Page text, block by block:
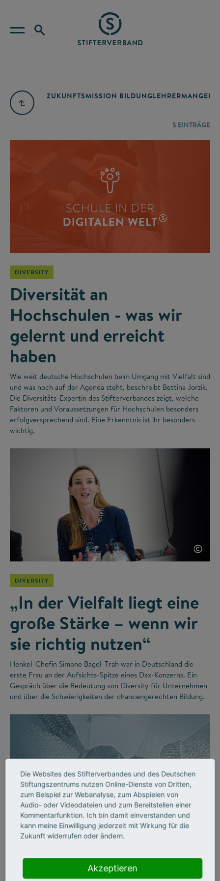
ZUKUNFTSMISSION BILDUNGLEHRERMANGEL
5 EINTRÄGE
DIVERSITY
Diversität an
Hochschulen - was wir
gelernt und erreicht
haben
Wie weit deutsche Hochschulen beim Umgang mit Vielfalt sind
und was noch auf der Agenda steht, beschreibt Bettina Jorzik.
Die Diversitäts-Expertin des Stifterverbandes zeigt, welche
Faktoren und Voraussetzungen für Hochschulen besonders
erfolgversprechend sind. Eine Erkenntnis ist ihr besonders
wichtig.
©
DIVERSITY
„In der Vielfalt liegt eine
große Stärke – wenn wir
sie richtig nutzen“
Henkel-Chefin Simone Bagel-Trah war in Deutschland die
erste Frau an der Aufsichts-Spitze eines Dax-Konzerns. Ein
Gespräch über die Bedeutung von Diversity für Unternehmen
und über die Schwierigkeiten der chancengerechten Bildung.
Vielfalt an Hochschulen
Die Websites des Stifterverbandes und des Deutschen
Stiftungszentrums nutzen Online-Dienste von Dritten,
zum Beispiel zur Webanalyse, zum Abspielen von
Audio- oder Videodateien und zum Bereitstellen einer
Kommentarfunktion. Ich bin damit einverstanden und
kann meine Einwilligung jederzeit mit Wirkung für die
Zukunft widerrufen oder ändern.
Akzeptieren